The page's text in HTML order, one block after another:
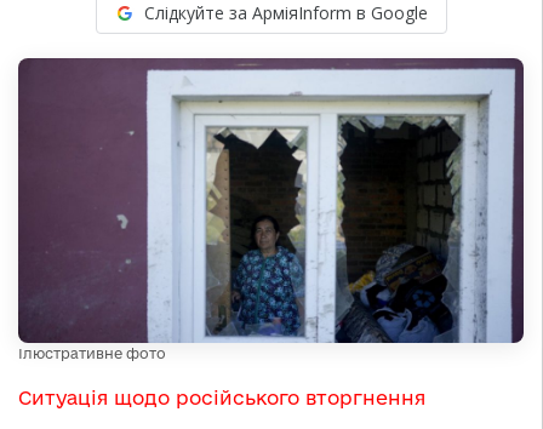
Слідкуйте за АрміяInform в Google
Ілюстративне фото
Ситуація щодо російського вторгнення